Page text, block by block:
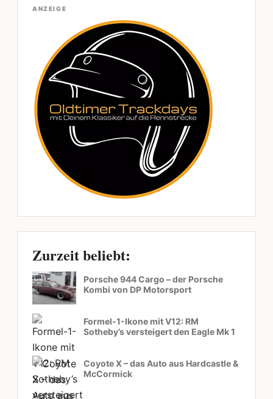
ANZEIGE
Zurzeit beliebt:
Porsche 944 Cargo – der Porsche
Kombi von DP Motorsport
Formel-1-Ikone mit V12: RM
Sotheby’s versteigert den Eagle Mk 1
Coyote X – das Auto aus Hardcastle &
McCormick